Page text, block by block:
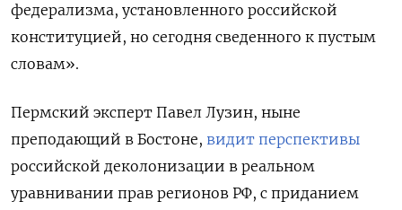
федерализма, установленного российской
конституцией, но сегодня сведенного к пустым
словам».
Пермский эксперт Павел Лузин, ныне
преподающий в Бостоне, видит перспективы
российской деколонизации в реальном
уравнивании прав регионов РФ, с приданием